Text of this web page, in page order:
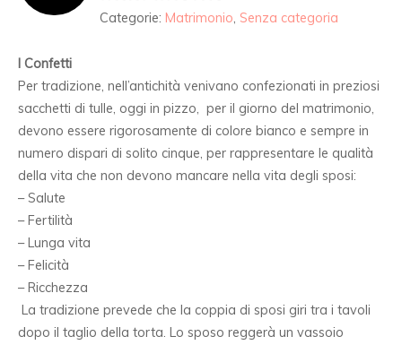
Categorie: Matrimonio Senza categoria
I Confetti
Per tradizione, nell’antichità venivano confezionati in preziosi
sacchetti di tulle, oggi in pizzo, per il giorno del matrimonio,
devono essere rigorosamente di colore bianco e sempre in
numero dispari di solito cinque, per rappresentare le qualità
della vita che non devono mancare nella vita degli sposi:
– Salute
– Fertilità
– Lunga vita
– Felicità
– Ricchezza
La tradizione prevede che la coppia di sposi giri tra i tavoli
dopo il taglio della torta. Lo sposo reggerà un vassoio